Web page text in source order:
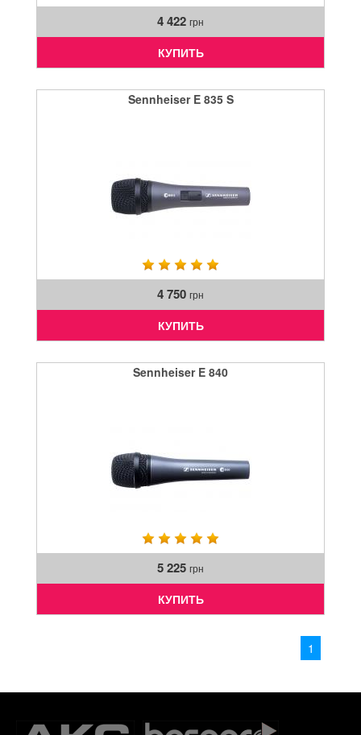
4 422 грн
КУПИТЬ
Sennheiser E 835 S
4 750 грн
КУПИТЬ
Sennheiser E 840
5 225 грн
КУПИТЬ
1